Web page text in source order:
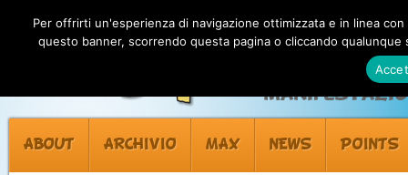
ABOUT ARCHIVIO MAX NEWS POINTS
Per offrirti un'esperienza di navigazione ottimizzata e in linea
questo banner, scorrendo questa pagina o cliccando